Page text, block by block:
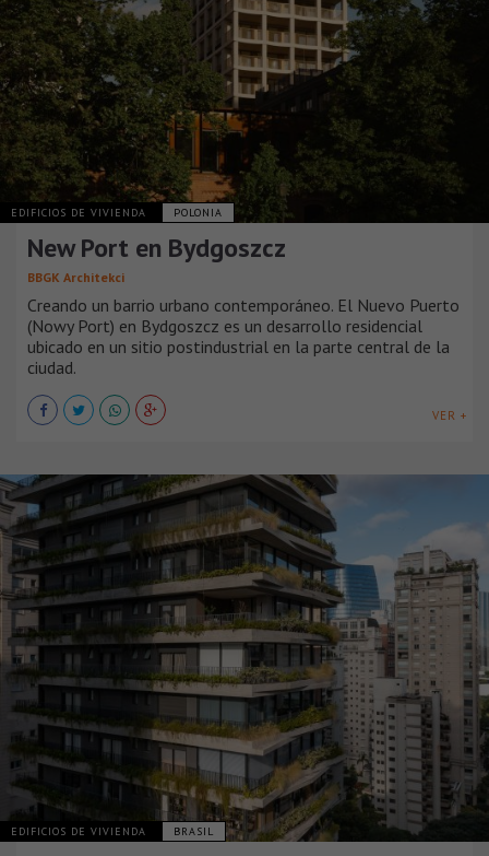
EDIFICIOS DE VIVIENDA POLONIA
New Port en Bydgoszcz
BBGK Architekci
Creando un barrio urbano contemporáneo. El Nuevo Puerto
(Nowy Port) en Bydgoszcz es un desarrollo residencial
ubicado en un sitio postindustrial en la parte central de la
ciudad.
VER +
EDIFICIOS DE VIVIENDA BRASIL